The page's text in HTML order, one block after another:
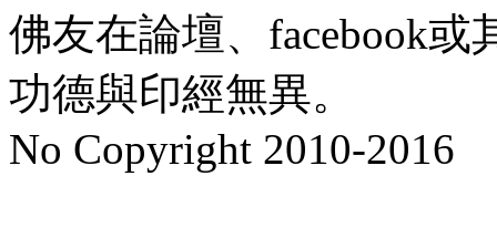
佛友在論壇、facebook
功德與印經無異。
No Copyright 2010-2016